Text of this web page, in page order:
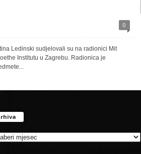
0
Ledinski sudjelovali su na radionici Mit
Institutu u Zagrebu. Radionica je